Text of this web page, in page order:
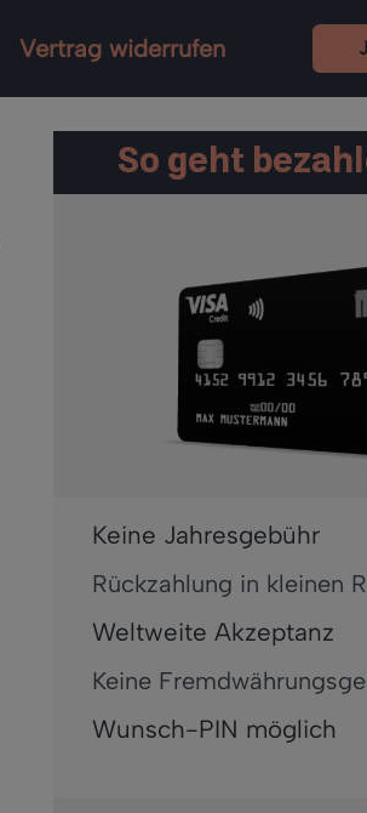
Vertrag widerrufen
So geht
Keine Jahresgebühr
Rückzahlung in kleinen
Weltweite Akzeptanz
Keine
Wunsch-PIN möglich